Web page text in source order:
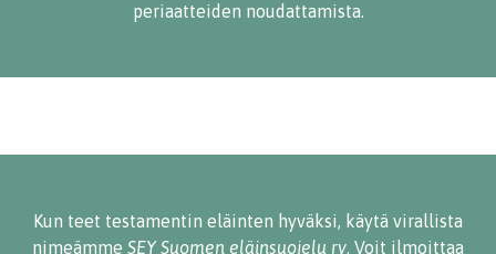
periaatteiden noudattamista.
Kun teet testamentin eläinten hyväksi, käytä virallista
nimeämme SEY Suomen eläinsuojelu ry. Voit ilmoittaa